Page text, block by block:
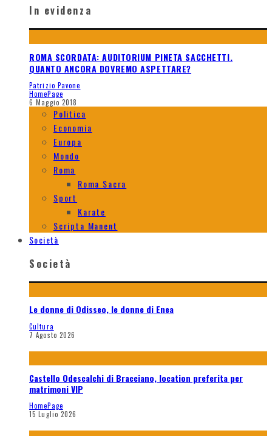
In evidenza
ROMA SCORDATA: AUDITORIUM PINETA SACCHETTI.
QUANTO ANCORA DOVREMO ASPETTARE?
Patrizio Pavone
HomePage
6 Maggio 2018
Politica
Economia
Europa
Mondo
Roma
Roma Sacra
Sport
Karate
Scripta Manent
Società
Società
Le donne di Odisseo, le donne di Enea
Cultura
7 Agosto 2026
Castello Odescalchi di Bracciano, location preferita per
matrimoni VIP
HomePage
15 Luglio 2026